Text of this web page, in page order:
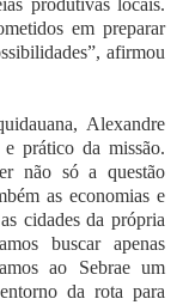
em preparar
afirmou
Alexandre
prático da missão.
não só a questão
as economias e
cidades da própria
buscar apenas
ao Sebrae um
da rota para